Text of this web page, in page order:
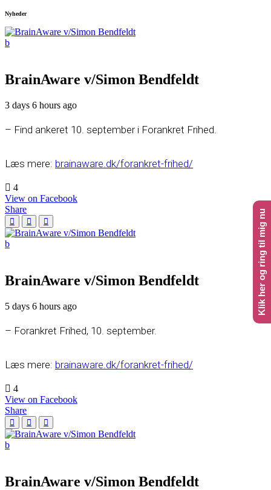
Nyheder
BrainAware v/Simon Bendfeldt
3 days 6 hours ago
– Find ankeret 10. september i Forankret Frihed.
Læs mere: brainaware.dk/forankret-frihed/
4
View on Facebook
Share
BrainAware v/Simon Bendfeldt
5 days 6 hours ago
– Forankret Frihed, 10. september.
Læs mere: brainaware.dk/forankret-frihed/
4
View on Facebook
Share
BrainAware v/Simon Bendfeldt
Klik her og ring til mig nu